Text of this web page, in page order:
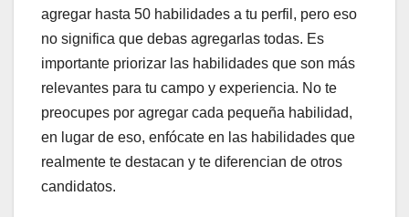
agregar hasta 50 habilidades a tu perfil, pero eso
no significa que debas agregarlas todas. Es
importante priorizar las habilidades que son más
relevantes para tu campo y experiencia. No te
preocupes por agregar cada pequeña habilidad,
en lugar de eso, enfócate en las habilidades que
realmente te destacan y te diferencian de otros
candidatos.